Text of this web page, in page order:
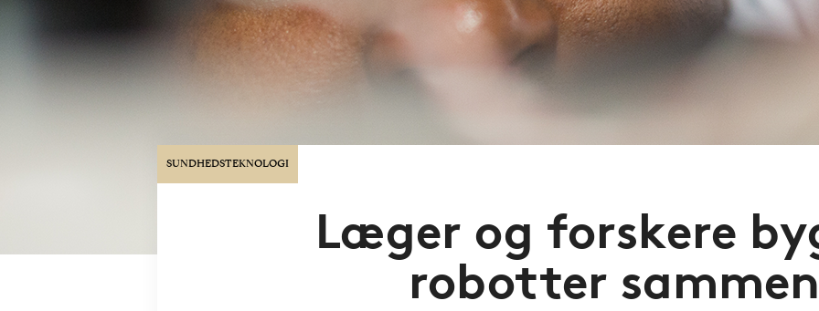
SUNDHEDSTEKNOLOGI
Læger og forskere
robotter sammen